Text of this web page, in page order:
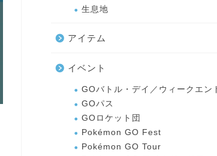
生息地
アイテム
イベント
GOバトル・デイ／ウィークエン
GOパス
GOロケット団
Pokémon GO Fest
Pokémon GO Tour